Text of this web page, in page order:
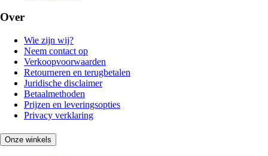
Over
Wie zijn wij?
Neem contact op
Verkoopvoorwaarden
Retourneren en terugbetalen
Juridische disclaimer
Betaalmethoden
Prijzen en leveringsopties
Privacy verklaring
Onze winkels